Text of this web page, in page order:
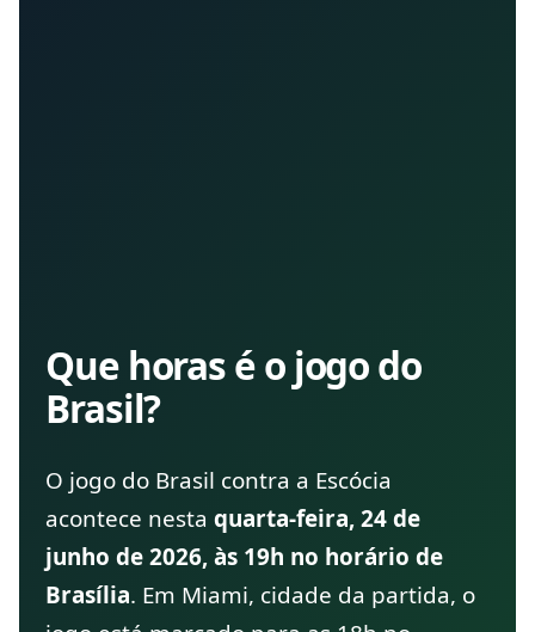
Que horas é o jogo do
Brasil?
O jogo do Brasil contra a Escócia
acontece nesta quarta-feira, 24 de
junho de 2026, às 19h no horário de
Brasília. Em Miami, cidade da partida, o